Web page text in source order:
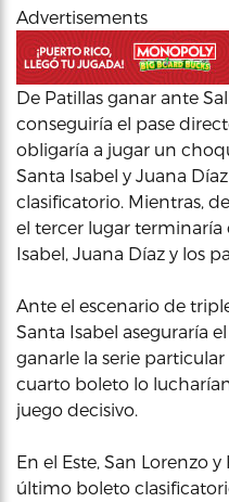
Advertisements
De Patillas ganar ante
conseguiría el pase
obligaría a jugar un
Santa Isabel y Juana
clasificatorio. Mientras,
el tercer lugar
Isabel, Juana Díaz y los
Ante el escenario de
Santa Isabel aseguraría
ganarle la serie particular
cuarto boleto lo
juego decisivo.
En el Este, San Lorenzo
último boleto